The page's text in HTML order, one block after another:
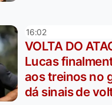
16:02
VOLTA DO
Lucas
aos treinos no
dá sinais de